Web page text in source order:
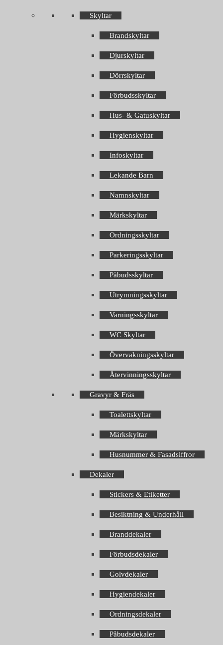
Skyltar
Brandskyltar
Djurskyltar
Dörrskyltar
Förbudsskyltar
Hus- & Gatuskyltar
Hygienskyltar
Infoskyltar
Lekande Barn
Namnskyltar
Märkskyltar
Ordningsskyltar
Parkeringsskyltar
Påbudsskyltar
Utrymningsskyltar
Varningsskyltar
WC Skyltar
Övervakningsskyltar
Återvinningsskyltar
Gravyr & Fräs
Toalettskyltar
Märkskyltar
Husnummer & Fasadsiffror
Dekaler
Stickers & Etiketter
Besiktning & Underhåll
Branddekaler
Förbudsdekaler
Golvdekaler
Hygiendekaler
Ordningsdekaler
Påbudsdekaler